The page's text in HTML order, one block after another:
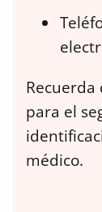
Recuerda
para el
médico.